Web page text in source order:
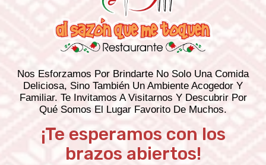
Nos Esforzamos Por Brindarte No Solo Una Comida
Deliciosa, Sino También Un Ambiente Acogedor Y
Familiar. Te Invitamos A Visitarnos Y Descubrir Por
Qué Somos El Lugar Favorito De Muchos.
¡Te esperamos con los
brazos abiertos!